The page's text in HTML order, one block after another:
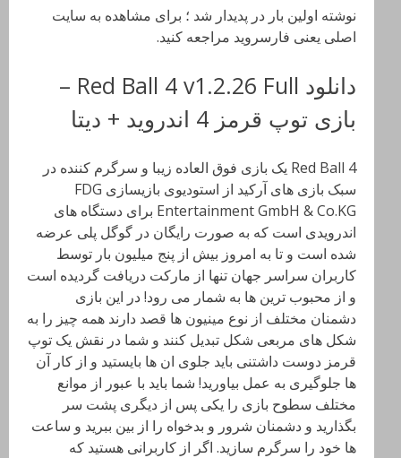
نوشته اولین بار در پدیدار شد ؛ برای مشاهده به سایت
اصلی یعنی فارسروید مراجعه کنید.
دانلود Red Ball 4 v1.2.26 Full –
بازی توپ قرمز 4 اندروید + دیتا
Red Ball 4 یک بازی فوق العاده زیبا و سرگرم کننده در
سبک بازی های آرکید از استودیوی بازیسازی FDG
Entertainment GmbH & Co.KG برای دستگاه های
اندرویدی است که به صورت رایگان در گوگل پلی عرضه
شده است و تا به امروز بیش از پنج میلیون بار توسط
کاربران سراسر جهان تنها از مارکت دریافت گردیده است
و از محبوب ترین ها به شمار می رود! در این بازی
دشمنان مختلف از نوع مینیون ها قصد دارند همه چیز را به
شکل های مربعی شکل تبدیل کنند و شما در نقش یک توپ
قرمز دوست داشتنی باید جلوی ان ها بایستید و از کار آن
ها جلوگیری به عمل بیاورید! شما باید با عبور از موانع
مختلف سطوح بازی را یکی پس از دیگری پشت سر
بگذارید و دشمنان شرور و بدخواه را از بین ببرید و ساعت
ها خود را سرگرم سازید. اگر از کاربرانی هستید که